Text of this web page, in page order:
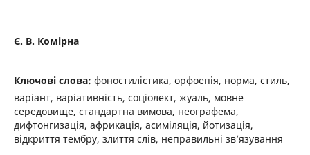
Є. В. Комірна
Ключові слова: фоностилістика, орфоепія, норма, стиль,
варіант, варіативність, соціолект, жуаль, мовне
середовище, стандартна вимова, неографема,
дифтонгизація, африкація, асиміляція, йотизація,
відкриття тембру, злиття слів, неправильні зв’язування